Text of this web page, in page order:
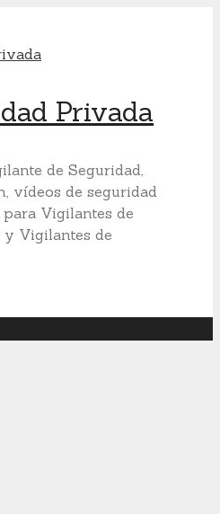
Privada
de Seguridad,
vídeos de seguridad
Vigilantes de
y Vigilantes de